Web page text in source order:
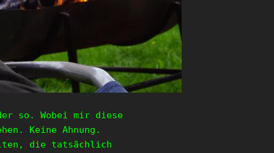
so. Wobei mir diese
Keine Ahnung.
die tatsächlich